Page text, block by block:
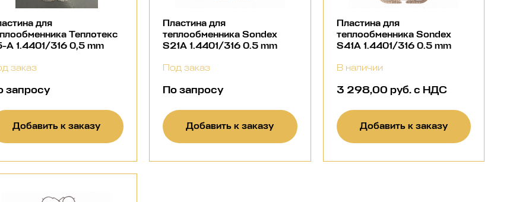
для
Теплотекс
А 1.4401/316 0,5 mm
заказ
запросу
Добавить к заказу
Пластина для
теплообменника Sondex
S21A 1.4401/316 0.5 mm
Под заказ
По запросу
Добавить к заказу
Пластина для
теплообменника Sondex
S41A 1.4401/316 0.5 mm
В наличии
3 298,00 руб. с НДС
Добавить к заказу